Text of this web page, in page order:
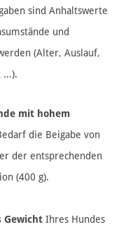
sind Anhaltswerte
und
(Alter, Auslauf,
...).
mit hohem
die Beigabe von
der entsprechenden
(400 g).
Gewicht Ihres Hundes